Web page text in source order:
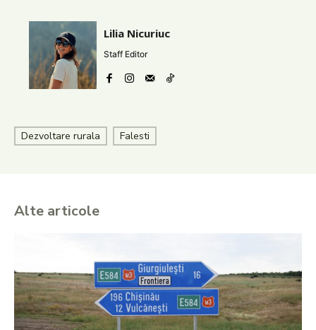
Lilia Nicuriuc
Staff Editor
Dezvoltare rurala Falesti
Alte articole